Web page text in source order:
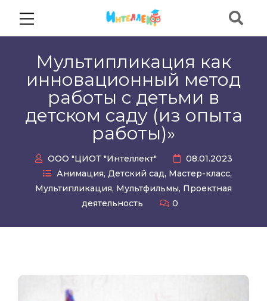
Мультипликация как
инновационный метод
работы с детьми в
детском саду (из опыта
работы)»
ООО "ЦИОТ "Интеллект"
08.01.2023
Анимация, Детский сад, Мастер-класс,
Мультипликация, Мультфильмы, Проектная
деятельность
0